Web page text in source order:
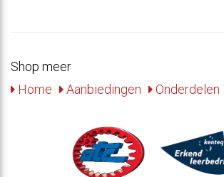
Shop meer
Home
Aanbiedingen Onderdelen